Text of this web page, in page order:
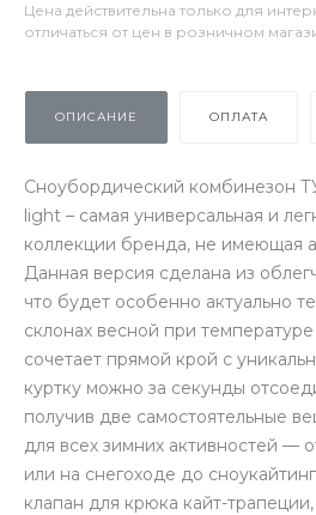
Цена действительна только для
отличаться от цен в розничном
ОПИСАНИЕ ОПЛАТА
Сноубордический комбинезон
light – самая универсальная и
коллекции бренда, не имеющая
Данная версия сделана из
что будет особенно актуально
склонах весной при
сочетает прямой крой с
куртку можно за секунды
получив две самостоятельные
для всех зимних активностей —
или на снегоходе до
клапан для крюка кайт-